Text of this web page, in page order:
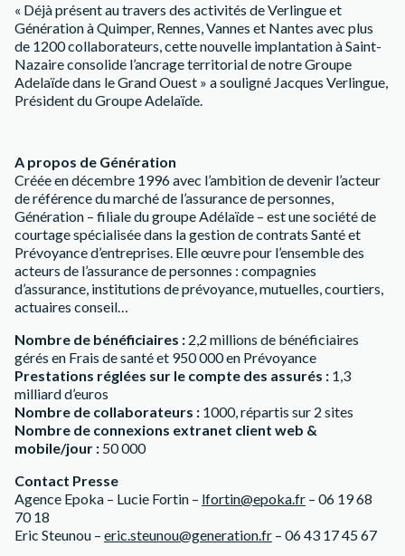
« Déjà présent au travers des activités de Verlingue et
Génération à Quimper, Rennes, Vannes et Nantes avec plus
de 1200 collaborateurs, cette nouvelle implantation à Saint-
Nazaire consolide l’ancrage territorial de notre Groupe
Adelaïde dans le Grand Ouest » a souligné Jacques Verlingue,
Président du Groupe Adelaïde.
A propos de Génération
Créée en décembre 1996 avec l’ambition de devenir l’acteur
de référence du marché de l’assurance de personnes,
Génération – filiale du groupe Adélaïde – est une société de
courtage spécialisée dans la gestion de contrats Santé et
Prévoyance d’entreprises. Elle œuvre pour l’ensemble des
acteurs de l’assurance de personnes : compagnies
d’assurance, institutions de prévoyance, mutuelles, courtiers,
actuaires conseil…
Nombre de bénéficiaires : 2,2 millions de bénéficiaires
gérés en Frais de santé et 950 000 en Prévoyance
Prestations réglées sur le compte des assurés : 1,3
milliard d’euros
Nombre de collaborateurs : 1000, répartis sur 2 sites
Nombre de connexions extranet client web &
mobile/jour : 50 000
Contact Presse
Agence Epoka – Lucie Fortin – lfortin@epoka.fr – 06 19 68
70 18
Eric Steunou – eric.steunou@generation.fr – 06 43 17 45 67